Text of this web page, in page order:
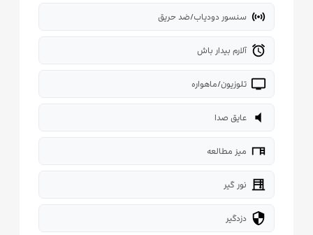
sensors سنسور دودیاب/ضد حریق
alarm آلارم بیدار باش
tv تلوزیون/ماهواره
volume_mute عایق صدا
desk میز مطالعه
blinds نور گیر
security دزدگیر